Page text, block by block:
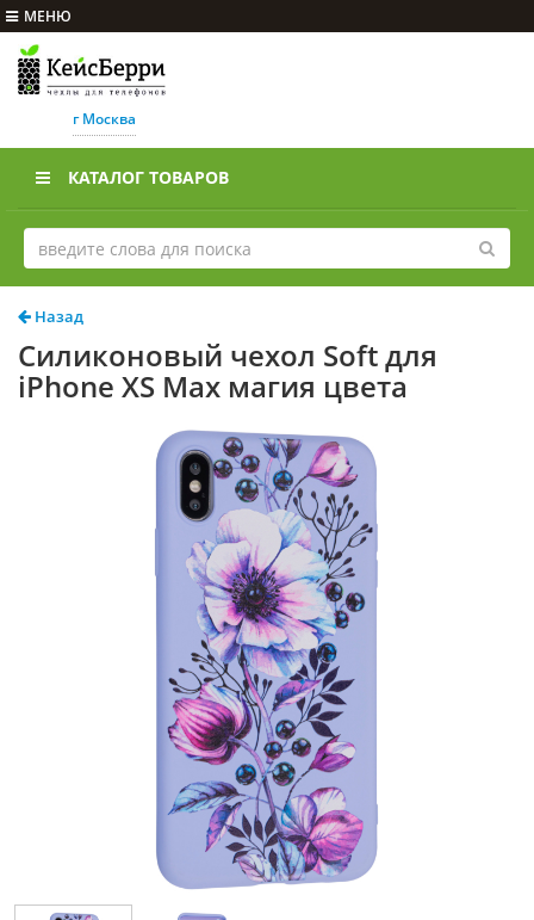
МЕНЮ
г Москва
КАТАЛОГ ТОВАРОВ
Назад
Силиконовый чехол Soft для
iPhone XS Max магия цвета